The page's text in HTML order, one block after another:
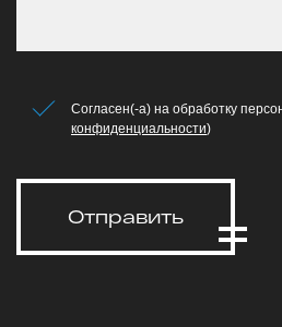
Согласен(-а) на обработку
конфиденциальности)
Отправить